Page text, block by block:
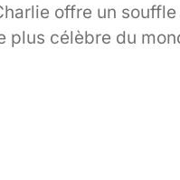
offre un
plus célèbre du